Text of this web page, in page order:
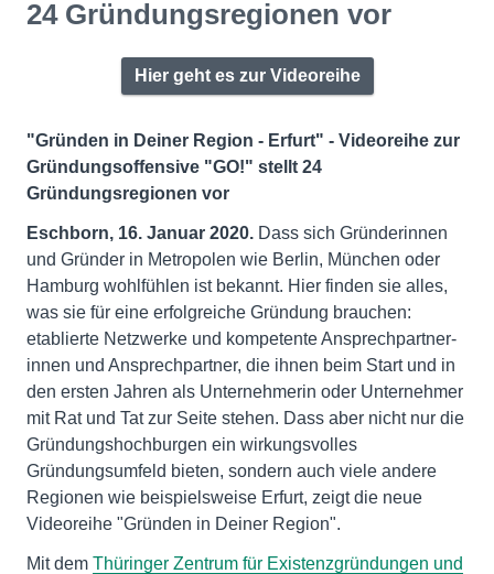
24 Gründungsregionen vor
Hier geht es zur Videoreihe
"Gründen in Deiner Region - Erfurt" - Videoreihe zur
Gründungsoffensive "GO!" stellt 24
Gründungsregionen vor
Eschborn, 16. Januar 2020. Dass sich Gründerinnen
und Gründer in Metropolen wie Berlin, München oder
Hamburg wohlfühlen ist bekannt. Hier finden sie alles,
was sie für eine erfolg­reiche Gründung brauchen:
etablierte Netzwerke und kompetente Ansprechpartner­
innen und Ansprechpartner, die ihnen beim Start und in
den ersten Jahren als Unternehmerin oder Unternehmer
mit Rat und Tat zur Seite stehen. Dass aber nicht nur die
Gründungs­hochburgen ein wirkungsvolles
Gründungsumfeld bieten, sondern auch viele andere
Regionen wie beispielsweise Erfurt, zeigt die neue
Videoreihe "Gründen in Deiner Region".
Mit dem Thüringer Zentrum für Existenzgründungen und